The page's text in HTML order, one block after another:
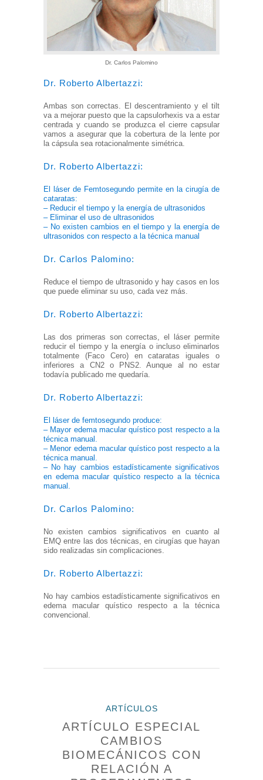
Dr. Carlos Palomino
Dr. Roberto Albertazzi:
Ambas son correctas. El descentramiento y el tilt
va a mejorar puesto que la capsulorhexis va a estar
centrada y cuando se produzca el cierre capsular
vamos a asegurar que la cobertura de la lente por
la cápsula sea rotacionalmente simétrica.
Dr. Roberto Albertazzi:
El láser de Femtosegundo permite en la cirugía de
cataratas:
– Reducir el tiempo y la energía de ultrasonidos
– Eliminar el uso de ultrasonidos
– No existen cambios en el tiempo y la energía de
ultrasonidos con respecto a la técnica manual
Dr. Carlos Palomino:
Reduce el tiempo de ultrasonido y hay casos en los
que puede eliminar su uso, cada vez más.
Dr. Roberto Albertazzi:
Las dos primeras son correctas, el láser permite
reducir el tiempo y la energía o incluso eliminarlos
totalmente (Faco Cero) en cataratas iguales o
inferiores a CN2 o PNS2. Aunque al no estar
todavía publicado me quedaría.
Dr. Roberto Albertazzi:
El láser de femtosegundo produce:
– Mayor edema macular quístico post respecto a la
técnica manual.
– Menor edema macular quístico post respecto a la
técnica manual.
– No hay cambios estadísticamente significativos
en edema macular quístico respecto a la técnica
manual.
Dr. Carlos Palomino:
No existen cambios significativos en cuanto al
EMQ entre las dos técnicas, en cirugías que hayan
sido realizadas sin complicaciones.
Dr. Roberto Albertazzi:
No hay cambios estadísticamente significativos en
edema macular quístico respecto a la técnica
convencional.
ARTÍCULOS
ARTÍCULO ESPECIAL
CAMBIOS
BIOMECÁNICOS CON
RELACIÓN A